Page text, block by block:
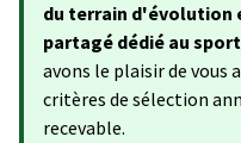
du terrain d'évolution
partagé dédié au
avons le plaisir de vous
critères de sélection
recevable.